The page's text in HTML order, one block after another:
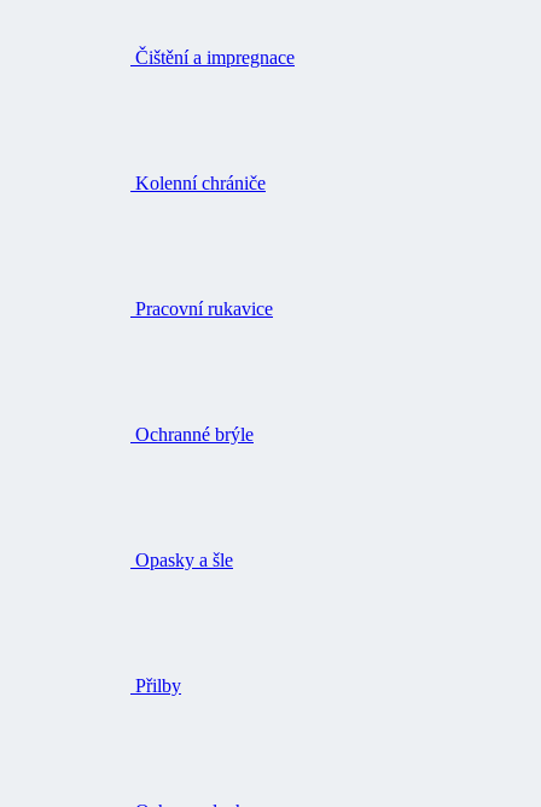
Čištění a impregnace
Kolenní chrániče
Pracovní rukavice
Ochranné brýle
Opasky a šle
Přilby